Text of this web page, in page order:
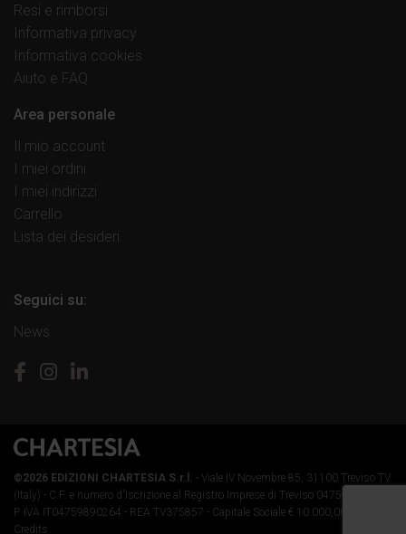
Resi e rimborsi
Informativa privacy
Informativa cookies
Aiuto e FAQ
Area personale
Il mio account
I miei ordini
I miei indirizzi
Carrello
Lista dei desideri
Seguici su:
News
©2026 EDIZIONI CHARTESIA S.r.l. - Viale IV Novembre 85, 31100 Treviso TV
(Italy) - C.F. e numero d'iscrizione al Registro Imprese di Treviso 04759890264 -
P. IVA IT04759890264 - REA TV375857 - Capitale Sociale € 10.000,00 i.v.
Credits